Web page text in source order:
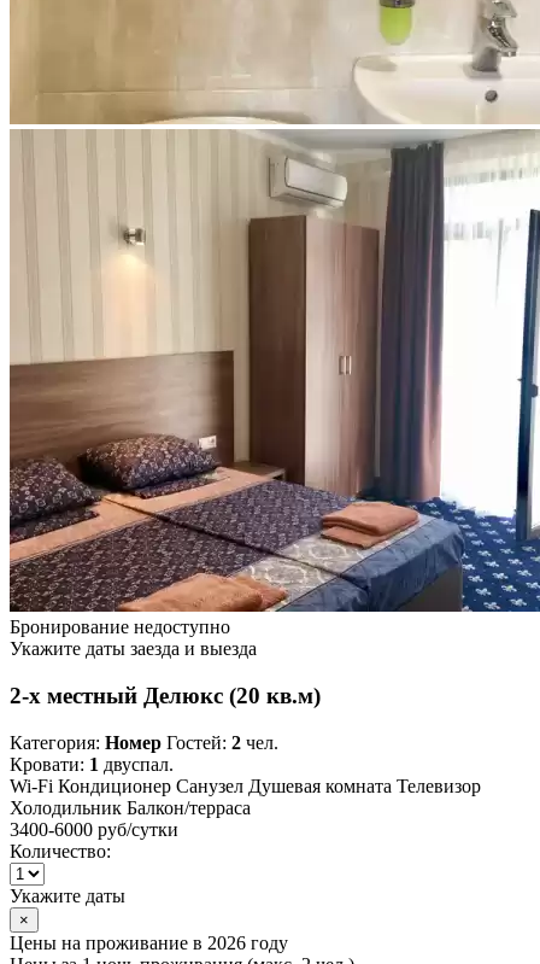
Бронирование недоступно
Укажите даты заезда и выезда
2-х местный Делюкс (20 кв.м)
Категория: Номер Гостей: 2 чел.
Кровати: 1 двуспал.
Wi-Fi Кондиционер Санузел Душевая комната Телевизор
Холодильник Балкон/терраса
3400-6000 руб/сутки
Количество:
Укажите даты
×
Цены на проживание в 2026 году